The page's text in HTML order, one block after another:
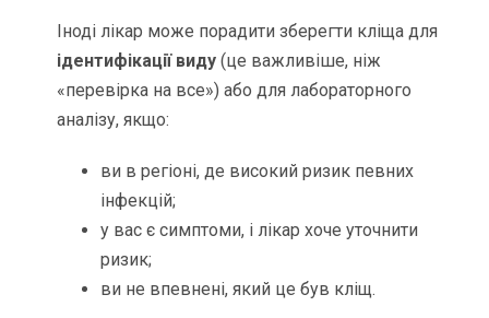
Іноді лікар може порадити зберегти кліща для
ідентифікації виду (це важливіше, ніж
«перевірка на все») або для лабораторного
аналізу, якщо:
ви в регіоні, де високий ризик певних
інфекцій;
у вас є симптоми, і лікар хоче уточнити
ризик;
ви не впевнені, який це був кліщ.